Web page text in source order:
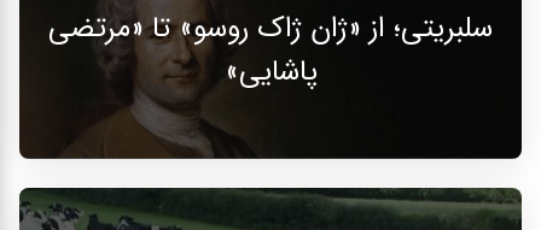
سلبریتی؛ از «ژان ژاک روسو» تا «مرتضی
پاشایی»